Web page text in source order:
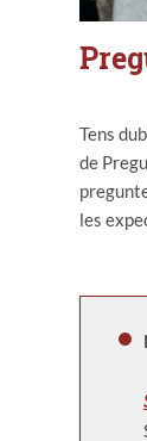
Tens
de
les